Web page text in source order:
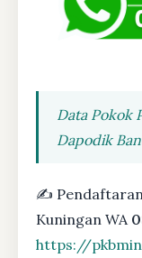
Data Pokok
Dapodik
✍ Pendaftaran
Kuningan WA
https://